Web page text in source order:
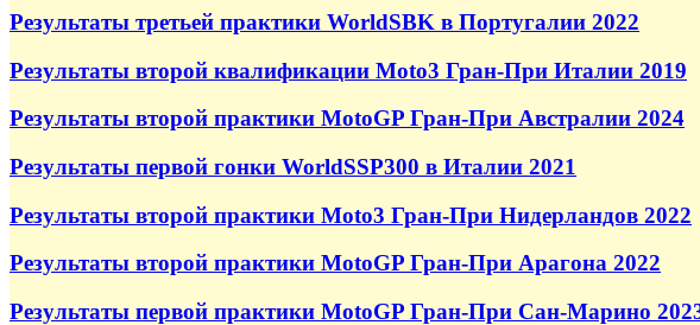
Результаты третьей практики WorldSBK в Португалии 2022
Результаты второй квалификации Moto3 Гран-При Италии 2019
Результаты второй практики MotoGP Гран-При Австралии 2024
Результаты первой гонки WorldSSP300 в Италии 2021
Результаты второй практики Moto3 Гран-При Нидерландов 2022
Результаты второй практики MotoGP Гран-При Арагона 2022
Результаты первой практики MotoGP Гран-При Сан-Марино